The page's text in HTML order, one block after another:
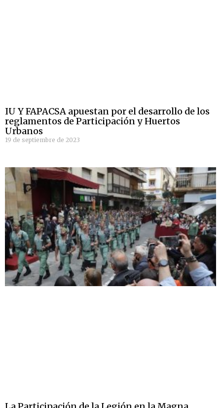
IU Y FAPACSA apuestan por el desarrollo de los
reglamentos de Participación y Huertos
Urbanos
19 de septiembre de 2023